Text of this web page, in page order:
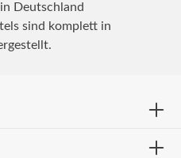
sind komplett in